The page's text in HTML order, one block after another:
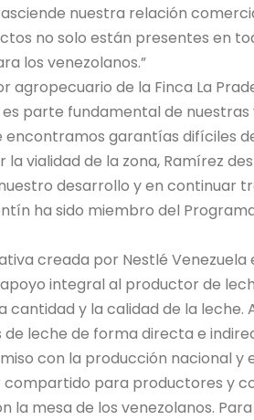
nuestra relación
no solo están presentes en
los venezolanos.”
agropecuario de la Finca La
es parte fundamental de
garantías difíciles
vialidad de la zona, Ramírez
desarrollo y en continuar
ha sido miembro del
creada por Nestlé Venezuela
integral al productor de
cantidad y la calidad de la
leche de forma directa e
con la producción nacional y
para productores y
mesa de los venezolanos.